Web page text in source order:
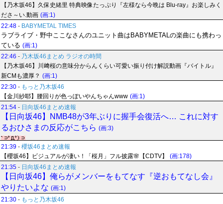
【乃木坂46】久保史緒里 特典映像たっぷり『左様なら今晩は Blu-ray』お楽しみく
ださ～い.動画 (画:1)
22:48 - BABYMETAL TIMES
ラブライブ・野中ここなさんのユニット曲はBABYMETALの楽曲にも携わっ
ている (画:1)
22:46 - 乃木坂46まとめ ラジオの時間
【乃木坂46】川﨑桜の意味分からんくらい可愛い振り付け解説動画『バイトル』
新CMも濃厚？ (画:1)
22:30 - もっと乃木坂46
【金川紗耶】腰回りが色っぽいやんちゃんwww (画:1)
21:54 - 日向坂46まとめ速報
【日向坂46】NMB48が3年ぶりに握手会復活へ… これに対す
るおひさまの反応がこちら (画:3)
21:39 - 櫻坂46まとめ速報
【櫻坂46】ビジュアルが凄い！「桜月」フル披露🌸【CDTV】
(画:178)
21:35 - 日向坂46まとめ速報
【日向坂46】俺らがメンバーをもてなす『逆おもてなし会』
やりたいよな (画:1)
21:30 - もっと乃木坂46